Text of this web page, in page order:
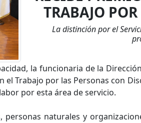
TRABAJO
La distinción por el
la funcionaria de la
el Trabajo por las Personas con
por esta área de servicio.
naturales y